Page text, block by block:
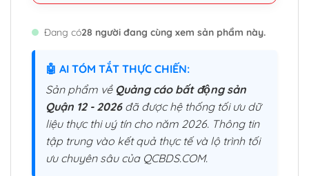
Đang có28 người đang cùng xem sản phẩm này.
🤖 AI TÓM TẮT THỰC CHIẾN:
Sản phẩm về Quảng cáo bất động sản
Quận 12 - 2026đã được hệ thống tối ưu dữ
liệu thực thi uý tín cho năm 2026. Thông tin
tập trung vào kết quả thực tế và lộ trình tối
ưu chuyên sâu của QCBDS.COM.